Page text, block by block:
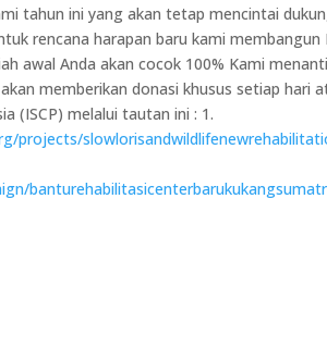
tahun ini yang akan tetap mencintai
rencana harapan baru kami
awal Anda akan cocok 100% Kami
memberikan donasi khusus setiap hari
(ISCP) melalui tautan ini : 1.
projects/